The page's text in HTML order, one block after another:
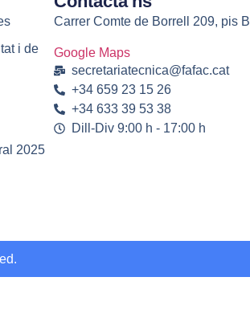
i de
2025
Carrer Comte de Borrell 209, pis B
Google Maps
secretariatecnica@fafac.cat
+34 659 23 15 26
+34 633 39 53 38
Dill-Div 9:00 h - 17:00 h